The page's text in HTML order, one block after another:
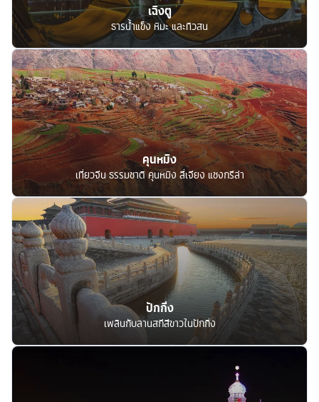
เฉิงตู
ธารน้ำแข็ง หิมะ และทิวสน
คุนหมิง
เที่ยวจีน ธรรมชาติ คุนหมิง ลี่เจียง แชงกรีล่า
ปักกิ่ง
เพลินกับลานสกีสีขาวในปักกิ่ง